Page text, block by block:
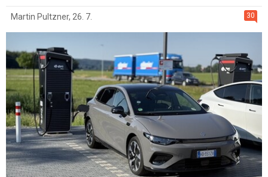
30
Martin Pultzner, 26. 7.